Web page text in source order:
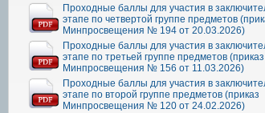
Проходные баллы для участия в
этапе по четвертой группе предметов
Минпросвещения № 194 от 20.03.2026)
Проходные баллы для участия в
этапе по третьей группе предметов (приказ
Минпросвещения № 156 от 11.03.2026)
Проходные баллы для участия в
этапе по второй группе предметов (приказ
Минпросвещения № 120 от 24.02.2026)